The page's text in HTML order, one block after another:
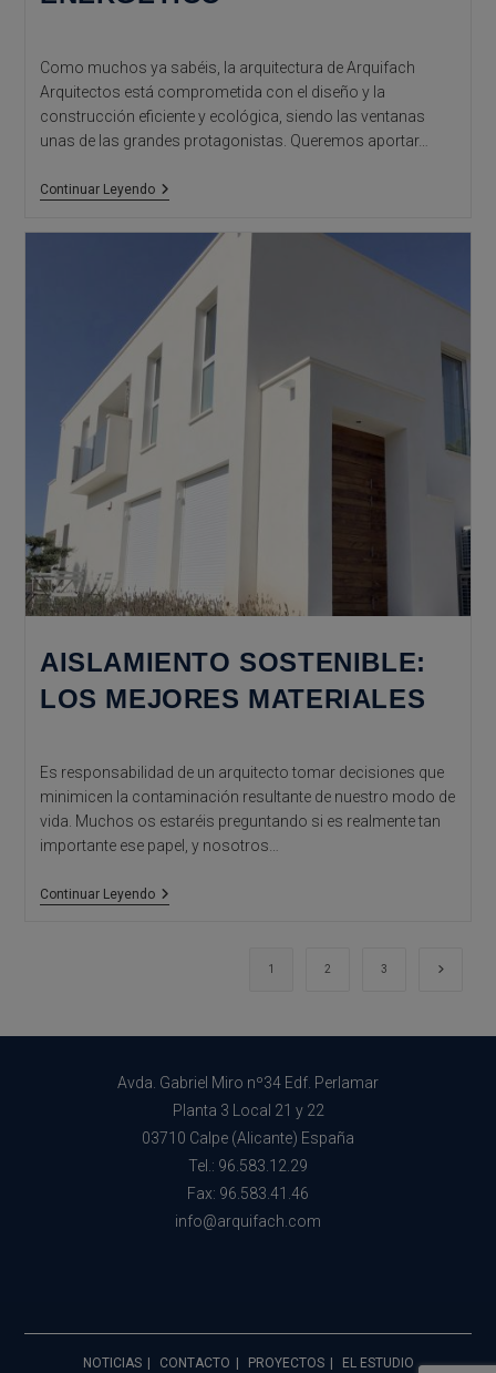
Como muchos ya sabéis, la arquitectura de Arquifach
Arquitectos está comprometida con el diseño y la
construcción eficiente y ecológica, siendo las ventanas
unas de las grandes protagonistas. Queremos aportar…
Continuar LeyendoVentanas
Energético
AISLAMIENTO SOSTENIBLE:
LOS MEJORES MATERIALES
Es responsabilidad de un arquitecto tomar decisiones que
minimicen la contaminación resultante de nuestro modo de
vida. Muchos os estaréis preguntando si es realmente tan
importante ese papel, y nosotros…
Continuar LeyendoAislamiento
1 2 3 Ir a la
Avda. Gabriel Miro nº34 Edf. Perlamar
Planta 3 Local 21 y 22
03710 Calpe (Alicante) España
Tel.: 96.583.12.29
Fax: 96.583.41.46
info@arquifach.com
NOTICIAS CONTACTO PROYECTOS EL ESTUDIO